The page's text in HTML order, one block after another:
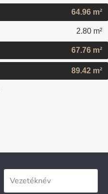
64.96 m²
2.80 m²
67.76 m²
89.42 m²